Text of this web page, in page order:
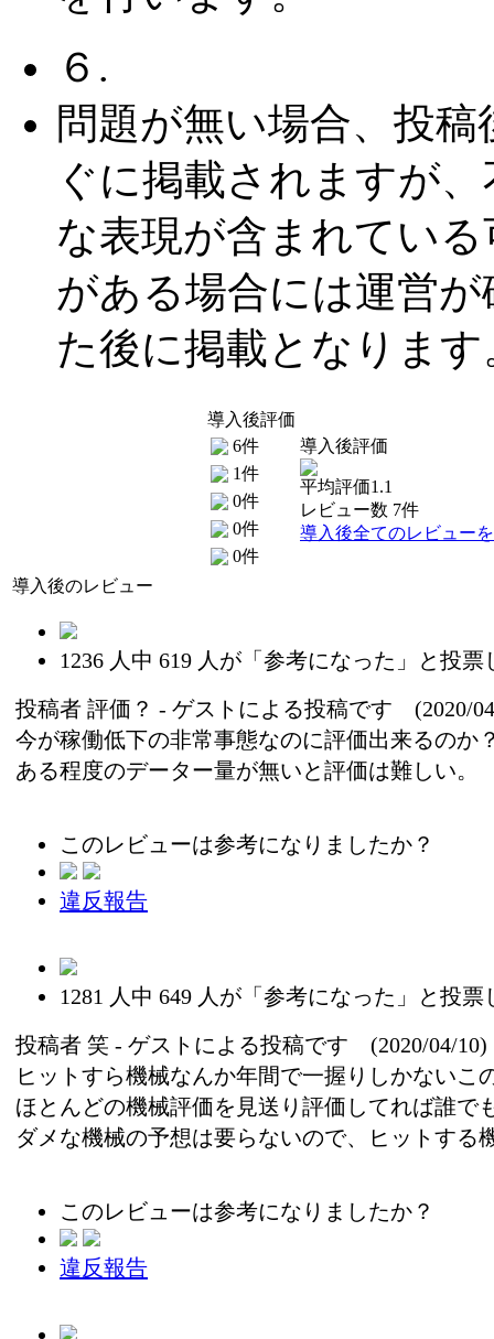
６.
問題が無い場合、投稿
ぐに掲載されますが
な表現が含まれている
がある場合には運営が
た後に掲載となります
導入後評価
6件
1件
0件
0件
0件
導入後評価
平均評価1.1
レビュー数 7件
導入後全てのレビュー
導入後のレビュー
1236 人中 619 人が「参考になった」と投票
投稿者 評価？ - ゲストによる投稿です (2020/
今が稼働低下の非常事態なのに評価出来るのか
ある程度のデーター量が無いと評価は難しい。
このレビューは参考になりましたか？
違反報告
1281 人中 649 人が「参考になった」と投票
投稿者 笑 - ゲストによる投稿です (2020/04/10)
ヒットすら機械なんか年間で一握りしかないこ
ほとんどの機械評価を見送り評価してれば誰で
ダメな機械の予想は要らないので、ヒットする
このレビューは参考になりましたか？
違反報告